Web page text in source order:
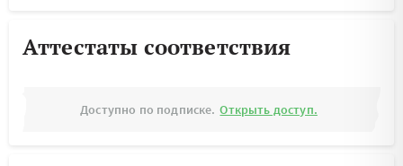
Аттестаты соответствия
Доступно по подписке. Открыть доступ.